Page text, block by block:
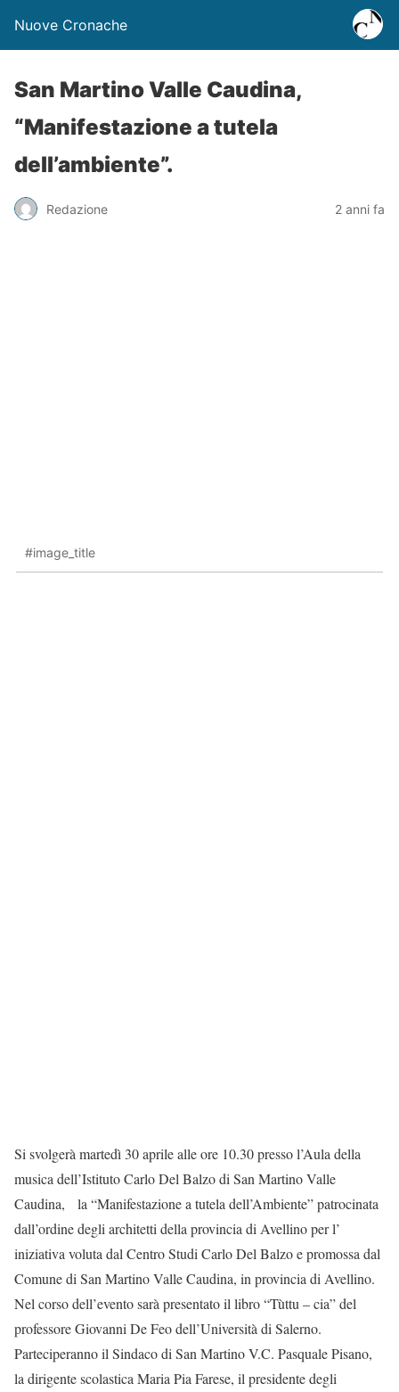
Nuove Cronache
San Martino Valle Caudina,
“Manifestazione a tutela
dell’ambiente”.
Redazione 2 anni fa
#image_title
Si svolgerà martedì 30 aprile alle ore 10.30 presso l’Aula della
musica dell’Istituto Carlo Del Balzo di San Martino Valle
Caudina, la “Manifestazione a tutela dell’Ambiente” patrocinata
dall’ordine degli architetti della provincia di Avellino per l’
iniziativa voluta dal Centro Studi Carlo Del Balzo e promossa dal
Comune di San Martino Valle Caudina, in provincia di Avellino.
Nel corso dell’evento sarà presentato il libro “Tùttu – cia” del
professore Giovanni De Feo dell’Università di Salerno.
Parteciperanno il Sindaco di San Martino V.C. Pasquale Pisano,
la dirigente scolastica Maria Pia Farese, il presidente degli